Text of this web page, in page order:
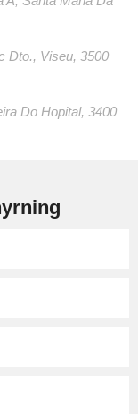
Dto., Viseu, 3500
Do Hopital, 3400